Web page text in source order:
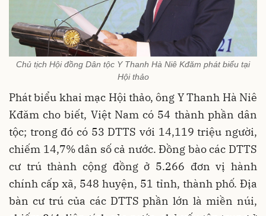
Chủ tịch Hội đồng Dân tộc Y Thanh Hà Niê Kđăm phát biểu tại
Hội thảo
Phát biểu khai mạc Hội thảo, ông Y Thanh Hà Niê
Kđăm cho biết, Việt Nam có 54 thành phần dân
tộc; trong đó có 53 DTTS với 14,119 triệu người,
chiếm 14,7% dân số cả nước. Đồng bào các DTTS
cư trú thành cộng đồng ở 5.266 đơn vị hành
chính cấp xã, 548 huyện, 51 tỉnh, thành phố. Địa
bàn cư trú của các DTTS phần lớn là miền núi,